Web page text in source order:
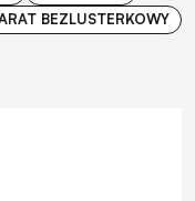
BEZLUSTERKOWY